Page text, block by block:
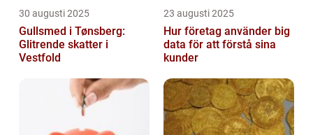
30 augusti 2025
Gullsmed i Tønsberg:
Glitrende skatter i
Vestfold
23 augusti 2025
Hur företag använder big
data för att förstå sina
kunder